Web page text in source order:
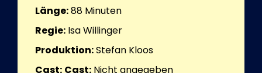
Länge:88 Minuten
Regie: Isa Willinger
Produktion:Stefan Kloos
Cast: Cast: Nicht angegeben